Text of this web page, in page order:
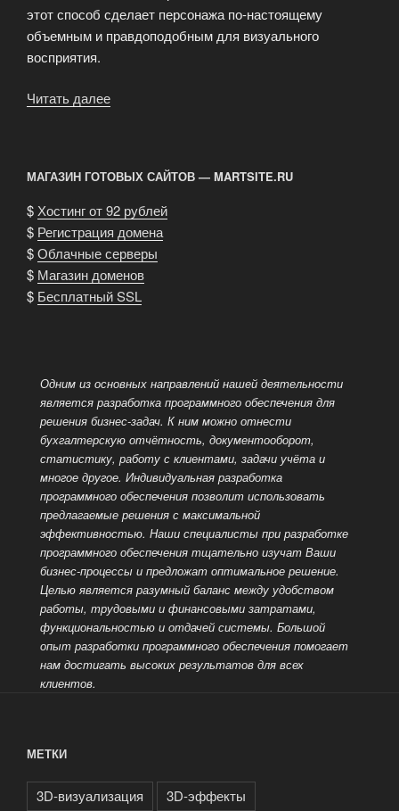
этот способ сделает персонажа по-настоящему
объемным и правдоподобным для визуального
восприятия.
Читать далее
МАГАЗИН ГОТОВЫХ САЙТОВ — MARTSITE.RU
$Хостинг от 92 рублей
$ Регистрация домена
$Облачные серверы
$ Магазин доменов
$ Бесплатный SSL
Одним из основных направлений нашей деятельности
является разработка программного обеспечения для
решения бизнес-задач. К ним можно отнести
бухгалтерскую отчётность, документооборот,
статистику, работу с клиентами, задачи учёта и
многое другое. Индивидуальная разработка
программного обеспечения позволит использовать
предлагаемые решения с максимальной
эффективностью. Наши специалисты при разработке
программного обеспечения тщательно изучат Ваши
бизнес-процессы и предложат оптимальное решение.
Целью является разумный баланс между удобством
работы, трудовыми и финансовыми затратами,
функциональностью и отдачей системы. Большой
опыт разработки программного обеспечения помогает
нам достигать высоких результатов для всех
клиентов.
МЕТКИ
3D-визуализация
3D-эффекты